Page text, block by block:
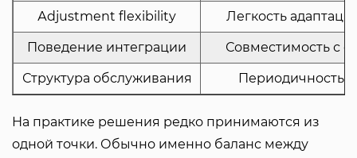
Аdjustment flexibility Легкость
Поведение интеграции Совместимость с
Структура обслуживания Периодичность
На практике решения редко принимаются из
одной точки. Обычно именно баланс между